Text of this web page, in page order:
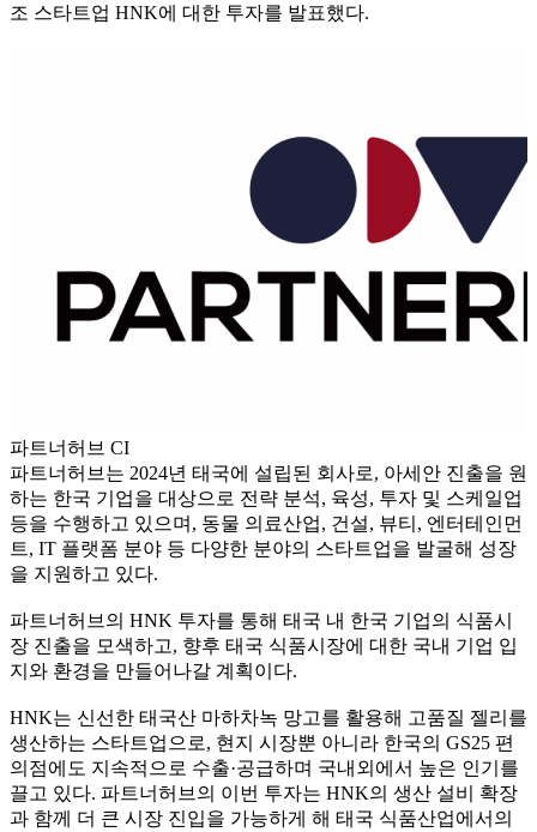
조 스타트업 HNK에 대한 투자를 발표했다.
파트너허브 CI
파트너허브는 2024년 태국에 설립된 회사로, 아세안 진출을 원
하는 한국 기업을 대상으로 전략 분석, 육성, 투자 및 스케일업
등을 수행하고 있으며, 동물 의료산업, 건설, 뷰티, 엔터테인먼
트, IT 플랫폼 분야 등 다양한 분야의 스타트업을 발굴해 성장
을 지원하고 있다.
파트너허브의 HNK 투자를 통해 태국 내 한국 기업의 식품시
장 진출을 모색하고, 향후 태국 식품시장에 대한 국내 기업 입
지와 환경을 만들어나갈 계획이다.
HNK는 신선한 태국산 마하차녹 망고를 활용해 고품질 젤리를
생산하는 스타트업으로, 현지 시장뿐 아니라 한국의 GS25 편
의점에도 지속적으로 수출·공급하며 국내외에서 높은 인기를
끌고 있다. 파트너허브의 이번 투자는 HNK의 생산 설비 확장
과 함께 더 큰 시장 진입을 가능하게 해 태국 식품산업에서의